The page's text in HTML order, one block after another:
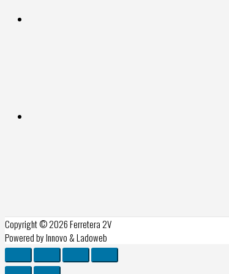
Copyright © 2026Ferretera 2V
Powered by Innovo & Ladoweb